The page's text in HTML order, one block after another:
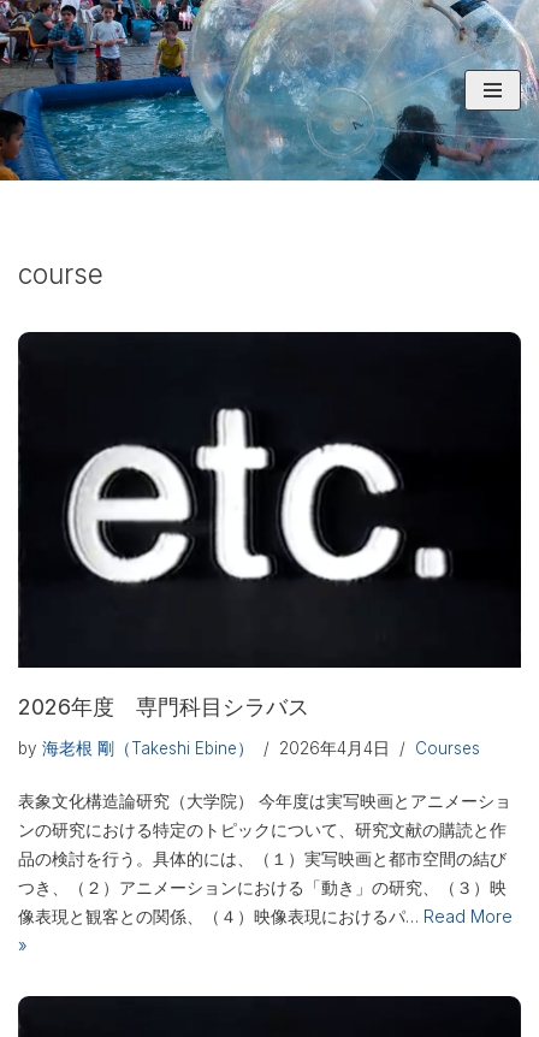
コ
ン
テ
ン
ツ
キ
course
2026年度 専門科目シラバス
by 海老根 剛（Takeshi Ebine） 2026年4月4日 Courses
表象文化構造論研究（大学院） 今年度は実写映画とアニメーショ
ンの研究における特定のトピックについて、研究文献の購読と作
品の検討を行う。具体的には、（１）実写映画と都市空間の結び
つき、（２）アニメーションにおける「動き」の研究、（３）映
像表現と観客との関係、（４）映像表現におけるパ… Read More
»